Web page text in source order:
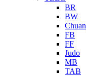
BR
BW
Chuan
FB
FF
Judo
MB
TAB